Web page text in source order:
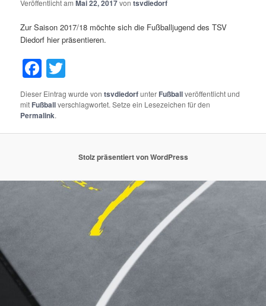
Veröffentlicht amMai 22, 2017vontsvdiedorf
Zur Saison 2017/18 möchte sich die Fußballjugend des TSV
Diedorf hier präsentieren.
Facebook
Dieser Eintrag wurde vontsvdiedorfunter Fußballveröffentlicht und
mit Fußballverschlagwortet. Setze ein Lesezeichen für den
Permalink.
Stolz präsentiert von WordPress